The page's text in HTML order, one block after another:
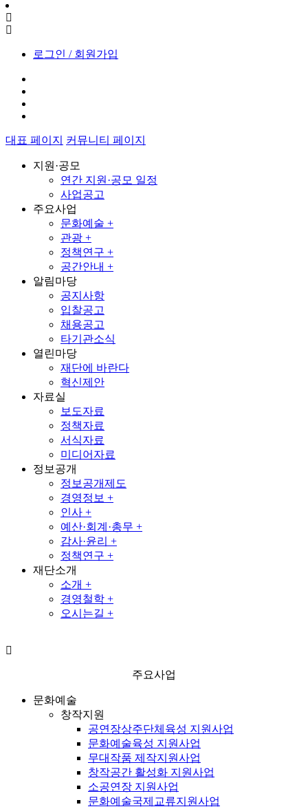
로그인 / 회원가입
대표 페이지 커뮤니티 페이지
지원·공모
연간 지원·공모 일정
사업공고
주요사업
문화예술 +
관광 +
정책연구 +
공간안내 +
알림마당
공지사항
입찰공고
채용공고
타기관소식
열린마당
재단에 바란다
혁신제안
자료실
보도자료
정책자료
서식자료
미디어자료
정보공개
정보공개제도
경영정보 +
인사 +
예산·회계·총무 +
감사·윤리 +
정책연구 +
재단소개
소개 +
경영철학 +
오시는길 +
주요사업
문화예술
창작지원
공연장상주단체육성 지원사업
문화예술육성 지원사업
무대작품 제작지원사업
창작공간 활성화 지원사업
소공연장 지원사업
문화예술국제교류지원사업